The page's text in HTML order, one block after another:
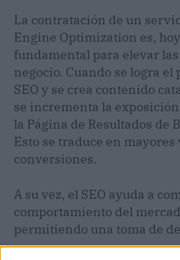
La contratación de un
Engine Optimization es,
fundamental para elevar
negocio. Cuando se logra
SEO y se crea contenido
se incrementa la
la Página de Resultados de
Esto se traduce en
conversiones.
A su vez, el SEO ayuda a
comportamiento del
permitiendo una toma de